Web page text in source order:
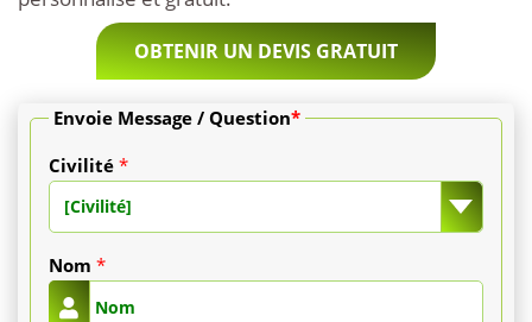
varie
400
OBTENIR UN DEVIS GRATUIT
Envoie Message / Question*
Civilité *
[Civilité]
Nom *